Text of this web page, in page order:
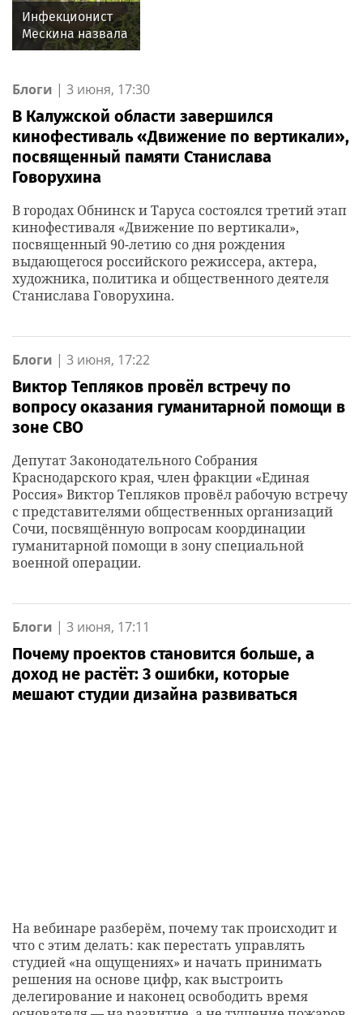
Блоги | 3 июня, 17:30
В Калужской области завершился
кинофестиваль «Движение по вертикали»,
посвященный памяти Станислава
Говорухина
В городах Обнинск и Таруса состоялся третий этап
кинофестиваля «Движение по вертикали»,
посвященный 90-летию со дня рождения
выдающегося российского режиссера, актера,
художника, политика и общественного деятеля
Станислава Говорухина.
Блоги | 3 июня, 17:22
Виктор Тепляков провёл встречу по
вопросу оказания гуманитарной помощи в
зоне СВО
Депутат Законодательного Собрания
Краснодарского края, член фракции «Единая
Россия» Виктор Тепляков провёл рабочую встречу
с представителями общественных организаций
Сочи, посвящённую вопросам координации
гуманитарной помощи в зону специальной
военной операции.
Блоги | 3 июня, 17:11
Почему проектов становится больше, а
доход не растёт: 3 ошибки, которые
мешают студии дизайна развиваться
На вебинаре разберём, почему так происходит и
что с этим делать: как перестать управлять
студией «на ощущениях» и начать принимать
решения на основе цифр, как выстроить
делегирование и наконец освободить время
Инфекционист
Мескина назвала
испанских
переносчиками
паразитов